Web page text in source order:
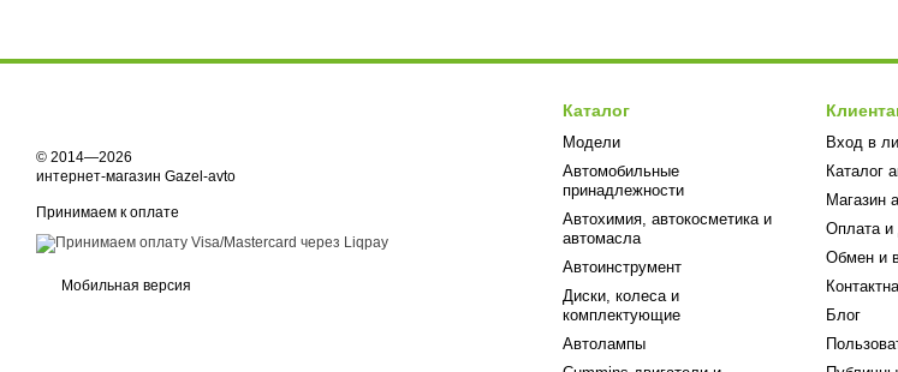
© 2014—2026
интернет-магазин Gazel-avto
Принимаем к оплате
Мобильная версия
Каталог
Модели
Автомобильные
принадлежности
Автохимия, автокосметика и
автомасла
Автоинструмент
Диски, колеса и
комплектующие
Автолампы
Вход в
Каталог
Магазин
Оплата и
Обмен и
Блог